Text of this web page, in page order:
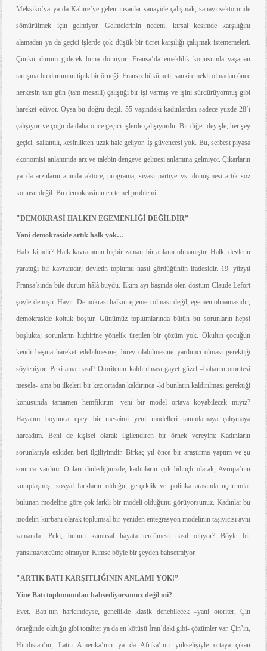
Meksiko’ya ya da Kahire’ye gelen insanlar sanayide çalışmak, sanayi sektöründe
sömürülmek için gelmiyor. Gelmelerinin nedeni, kırsal kesimde karşılığını
alamadan ya da geçici işlerde çok düşük bir ücret karşılığı çalışmak istememeleri.
Çünkü durum giderek buna dönüyor. Fransa’da emeklilik konusunda yaşanan
tartışma bu durumun tipik bir örneği. Fransız hükümeti, sanki emekli olmadan önce
herkesin tam gün (tam mesaili) çalıştığı bir işi varmış ve işini sürdürüyormuş gibi
hareket ediyor. Oysa bu doğru değil. 55 yaşındaki kadınlardan sadece yüzde 28’i
çalışıyor ve çoğu da daha önce geçici işlerde çalışıyordu. Bir diğer deyişle, her şey
geçici, sallantılı, kesinlikten uzak hale geliyor. İş güvencesi yok. Bu, serbest piyasa
ekonomisi anlamında arz ve talebin dengeye gelmesi anlamına gelmiyor. Çıkarların
ya da arzuların anında aktöre, programa, siyasi partiye vs. dönüşmesi artık söz
konusu değil. Bu demokrasinin en temel problemi.
"DEMOKRASİ HALKIN EGEMENLİĞİ DEĞİLDİR”
Yani demokraside artık halk yok…
Halk kimdir? Halk kavramının hiçbir zaman bir anlamı olmamıştır. Halk, devletin
yarattığı bir kavramdır; devletin toplumu nasıl gördüğünün ifadesidir. 19. yüzyıl
Fransa’sında bile durum hâlâ buydu. Ekim ayı başında ölen dostum Claude Lefort
şöyle demişti: Hayır. Demokrasi halkın egemen olması değil, egemen olmamasıdır,
demokraside koltuk boştur. Günümüz toplumlarında bütün bu sorunların hepsi
boşlukta; sorunların hiçbirine yönelik üretilen bir çözüm yok. Okulun çocuğun
kendi başına hareket edebilmesine, birey olabilmesine yardımcı olması gerektiği
söyleniyor. Peki ama nasıl? Otoritenin kaldırılması gayet güzel –babanın otoritesi
mesela- ama bu ilkeleri bir kez ortadan kaldırınca -ki bunların kaldırılması gerektiği
konusunda tamamen hemfikirim- yeni bir model ortaya koyabilecek miyiz?
Hayatım boyunca epey bir mesaimi yeni modelleri tanımlamaya çalışmaya
harcadım. Beni de kişisel olarak ilgilendiren bir örnek vereyim: Kadınların
sorunlarıyla eskiden beri ilgiliyimdir. Birkaç yıl önce bir araştırma yaptım ve şu
sonuca vardım: Onları dinlediğinizde, kadınların çok bilinçli olarak, Avrupa’nın
kutuplaşmış, sosyal farkların olduğu, gerçeklik ve politika arasında uçurumlar
bulunan modeline göre çok farklı bir modeli olduğunu görüyorsunuz. Kadınlar bu
modelin kurbanı olarak toplumsal bir yeniden entegrasyon modelinin taşıyıcısı aynı
zamanda. Peki, bunun kamusal hayata tercümesi nasıl oluyor? Böyle bir
yansıma/tercüme olmuyor. Kimse böyle bir şeyden bahsetmiyor.
"ARTIK BATI KARŞITLIĞININ ANLAMI YOK!”
Yine Batı toplumundan bahsediyorsunuz değil mi?
Evet. Batı’nın haricindeyse, genellikle klasik denebilecek –yani otoriter, Çin
örneğinde olduğu gibi totaliter ya da en kötüsü İran’daki gibi- çözümler var. Çin’in,
Hindistan’ın, Latin Amerika’nın ya da Afrika’nın yükselişiyle ortaya çıkan